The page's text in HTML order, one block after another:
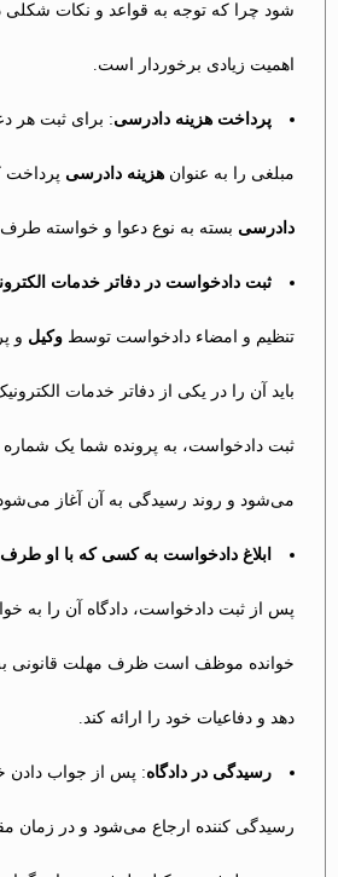
شود چرا که توجه به قواعد و نکات شکلی
اهمیت زیادی برخوردار است.
پرداخت هزینه دادرسی: برای ثبت هر
مبلغی را به عنوان هزینه دادرسی پرداخت
دادرسی بسته به نوع دعوا و خواسته
ثبت دادخواست در دفاتر خدمات
تنظیم و امضاء دادخواست توسط وکیل و
باید آن را در یکی از دفاتر خدمات
ثبت دادخواست، به پرونده شما یک شماره
می‌شود و روند رسیدگی به آن آغاز می‌شود.
ابلاغ دادخواست به کسی که با او طرف
پس از ثبت دادخواست، دادگاه آن را به
خوانده موظف است ظرف مهلت قانونی
دهد و دفاعیات خود را ارائه کند.
رسیدگی در دادگاه: پس از جواب دادن
رسیدگی کننده ارجاع می‌شود و در زمان